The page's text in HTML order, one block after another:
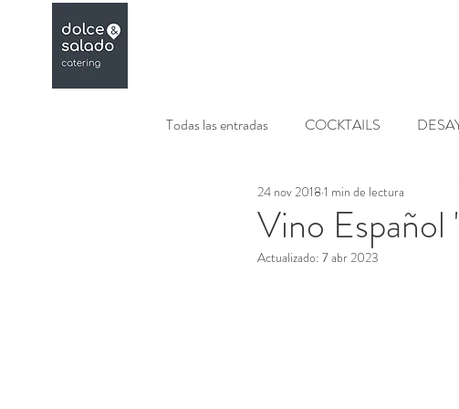
Todas las entradas COCKTAILS
COCKTELERIA BODEGONES
Vino
24 nov 2018 1 min de lectura
Actualizado: 7 abr 2023